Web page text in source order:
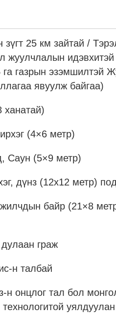
зүгт 25 км зайтай /
жуулчлалын
га газрын эзэмшилтэй
явуулж байгаа)
ханатай)
(4×6 метр)
Саун (5×9 метр)
дүнз (12х12 метр)
байр (21×8
граж
н талбай
н онцлог тал бол